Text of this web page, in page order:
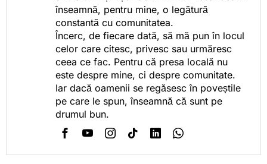
înseamnă, pentru mine, o legătură
constantă cu comunitatea.
Încerc, de fiecare dată, să mă pun în locul
celor care citesc, privesc sau urmăresc
ceea ce fac. Pentru că presa locală nu
este despre mine, ci despre comunitate.
Iar dacă oamenii se regăsesc în poveștile
pe care le spun, înseamnă că sunt pe
drumul bun.